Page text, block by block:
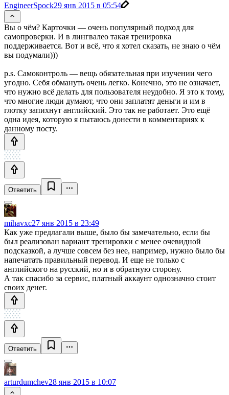
EngineerSpock29 янв 2015 в 05:54
Вы о чём? Карточки — очень популярный подход для
самопроверки. И в лингвалео такая тренировка
поддерживается. Вот и всё, что я хотел сказать, не знаю о чём
вы подумали)))
p.s. Самоконтроль — вещь обязательная при изучении чего
угодно. Себя обмануть очень легко. Конечно, это не означает,
что нужно всё делать для пользователя неудобно. Я это к тому,
что многие люди думают, что они заплатят деньги и им в
глотку запихнут английский. Это так не работает. Это ещё
одна идея, которую я пытаюсь донести в комментариях к
данному посту.
Ответить
mihavxc27 янв 2015 в 23:49
Как уже предлагали выше, было бы замечательно, если бы
был реализован вариант тренировки с менее очевидной
подсказкой, а лучше совсем без нее, например, нужно было бы
напечатать правильный перевод. И еще не только с
английского на русский, но и в обратную сторону.
А так спасибо за сервис, платный аккаунт однозначно стоит
своих денег.
Ответить
arturdumchev28 янв 2015 в 10:07